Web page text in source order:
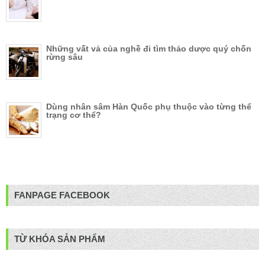
Những vất vả của nghề đi tìm thảo dược quý chốn
rừng sâu
Dùng nhân sâm Hàn Quốc phụ thuộc vào từng thể
trạng cơ thể?
FANPAGE FACEBOOK
TỪ KHÓA SẢN PHẨM